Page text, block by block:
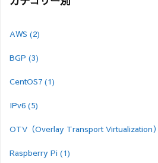
AWS (2)
BGP (3)
CentOS7 (1)
IPv6 (5)
OTV（Overlay Transport Virtualization）
Raspberry Pi (1)